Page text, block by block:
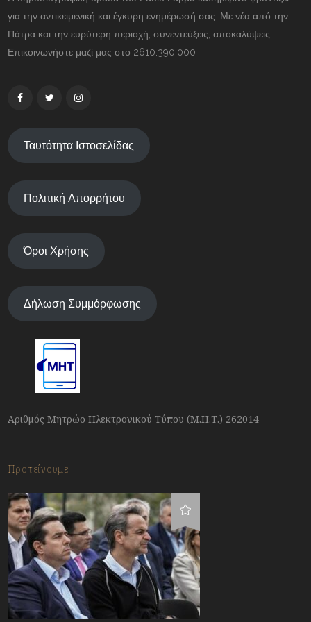
για την αντικειμενική και έγκυρη ενημέρωσή σας. Με νέα από την
Πάτρα και την ευρύτερη περιοχή, συνεντεύξεις, αποκαλύψεις.
Επικοινωνήστε μαζί μας στο 2610.390.000
Ταυτότητα Ιστοσελίδας
Πολιτική Απορρήτου
Όροι Χρήσης
Δήλωση Συμμόρφωσης
Αριθμός Μητρώο Ηλεκτρονικού Τύπου (Μ.Η.Τ.) 262014
Προτείνουμε